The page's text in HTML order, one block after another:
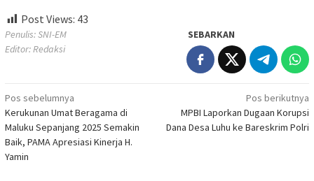
Post Views: 43
Penulis: SNI-EM
Editor: Redaksi
SEBARKAN
Navigasi
pos
Pos sebelumnya
Kerukunan Umat Beragama di
Maluku Sepanjang 2025 Semakin
Baik, PAMA Apresiasi Kinerja H.
Yamin
Pos berikutnya
MPBI Laporkan Dugaan Korupsi
Dana Desa Luhu ke Bareskrim Polri